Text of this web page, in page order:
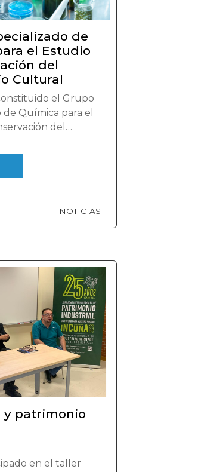
de
el Estudio
del
Cultural
el Grupo
de Química para el
del
NOTICIAS
y patrimonio
en el taller